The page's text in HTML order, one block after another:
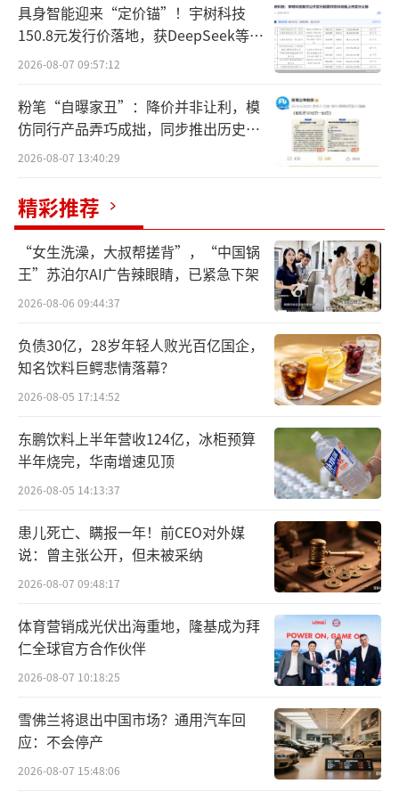
区别于传统展位，首都实业“感知、体
验”的互动式设计，让体验者身在其中感受科
技感和趣味性，从视觉、听觉、触觉上为现场
观众带来非一般的感受。
“您好，请您接受安检，谢谢合作。”在
身穿制服、手拿金属探测器的安检员示意下，
观众有序通过安检门，随后接受手检，全程不
超过半分钟。“您好！您身上有疑似限制携带
物品，请取出配合检查。”观众小徐通过安检
时被安检员拦下，从包内找出小徐特意放入的
道具。在现场，安检员不仅对限制携带物品、
安检设备、防暴装备进行了展示和讲解，还与
观众进行互动交流，使观众直观地了解安检常
识。
具身智能迎来“定价锚”！宇树科技
150.8元发行价落地，获DeepSeek等豪
华战配加持
2026-08-07 09:57:12
粉笔“自曝家丑”：降价并非让利，模
仿同行产品弄巧成拙，同步推出历史学
员退费方案
2026-08-07 13:40:29
精彩推荐
“女生洗澡，大叔帮搓背”，“中国锅
王”苏泊尔AI广告辣眼睛，已紧急下架
2026-08-06 09:44:37
负债30亿，28岁年轻人败光百亿国企，
知名饮料巨鳄悲情落幕？
2026-08-05 17:14:52
东鹏饮料上半年营收124亿，冰柜预算
半年烧完，华南增速见顶
2026-08-05 14:13:37
患儿死亡、瞒报一年！前CEO对外媒
说：曾主张公开，但未被采纳
2026-08-07 09:48:17
体育营销成光伏出海重地，隆基成为拜
仁全球官方合作伙伴
2026-08-07 10:18:25
雪佛兰将退出中国市场？通用汽车回
应：不会停产
2026-08-07 15:48:06